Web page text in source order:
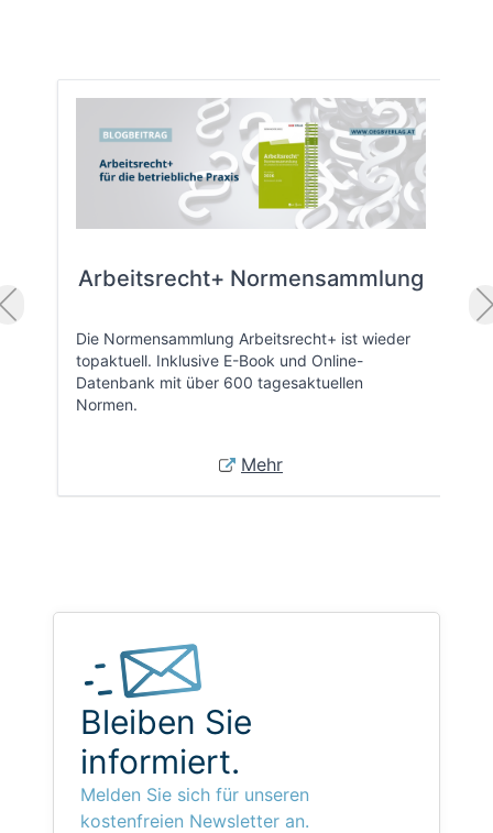
Arbeitsrecht+ Normensammlung
Die Normensammlung Arbeitsrecht+ ist wieder
topaktuell. Inklusive E-Book und Online-
Datenbank mit über 600 tagesaktuellen
Normen.
Mehr
Bleiben Sie
informiert.
Melden Sie sich für unseren
kostenfreien Newsletter an.